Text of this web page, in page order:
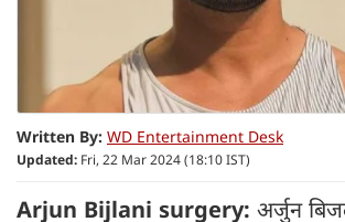
Written By: WD Entertainment Desk
Updated: Fri, 22 Mar 2024 (18:10 IST)
Arjun Bijlani surgery: अर्जुन